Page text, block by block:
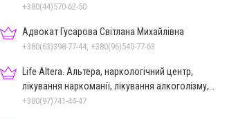
+380(44)570-62-50
Адвокат Гусарова Світлана Михайлівна
+380(63)398-77-44, +380(96)540-77-63
Life Altera. Альтера, наркологічний центр,
лікування наркоманії, лікування алкоголізму,
зняття ломки
+380(97)741-44-47